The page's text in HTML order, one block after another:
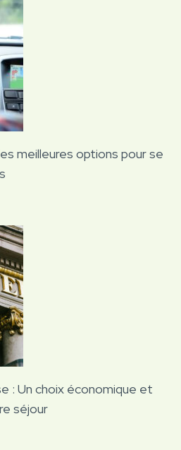
meilleures options pour se
: Un choix économique et
séjour